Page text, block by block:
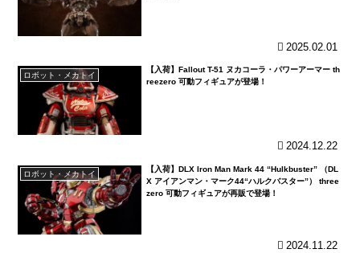
2025.02.01
ロボット・メカトイ
【入荷】Fallout T-51 ヌカコーラ・パワーアーマー th
reezero 可動フィギュアが登場！
2024.12.22
ロボット・メカトイ
【入荷】DLX Iron Man Mark 44 “Hulkbuster” （DL
X アイアンマン・マーク44“ハルクバスター”） three
zero 可動フィギュアが再販で登場！
2024.11.22